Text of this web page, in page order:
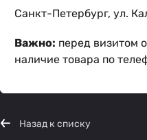
Санкт-Петербург, ул.
Важно: перед визитом
наличие товара по
Назад к списку